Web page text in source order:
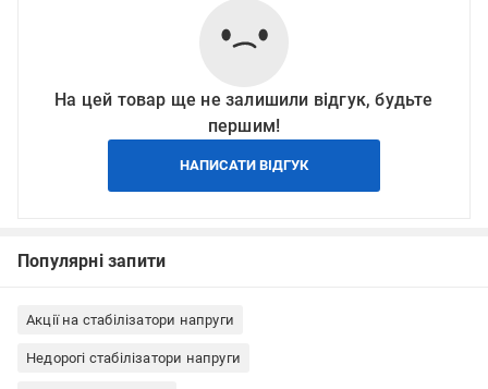
На цей товар ще не залишили відгук, будьте
першим!
НАПИСАТИ ВІДГУК
Популярні запити
Акції на стабілізатори напруги
Недорогі стабілізатори напруги